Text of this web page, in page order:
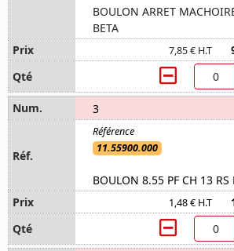
BOULON ARRET
BETA
7,85 € H.T
3
11.55900.000
BOULON 8.55 PF CH 13 RS
1,48 € H.T